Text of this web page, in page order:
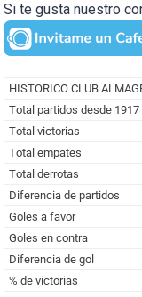
Si te gusta nuestro